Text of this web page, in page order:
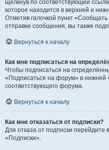
щёлкнув по соответствующей
которое находится в верхней и
Отметив галочкой пункт
отправке сообщения, вы также
Вернуться к началу
Как мне подписаться на
Чтобы подписаться на
«Подписаться на форум» в нижней
соответствующего форума.
Вернуться к началу
Как мне отказаться от подписки?
Для отказа от подписки
«Подписки».